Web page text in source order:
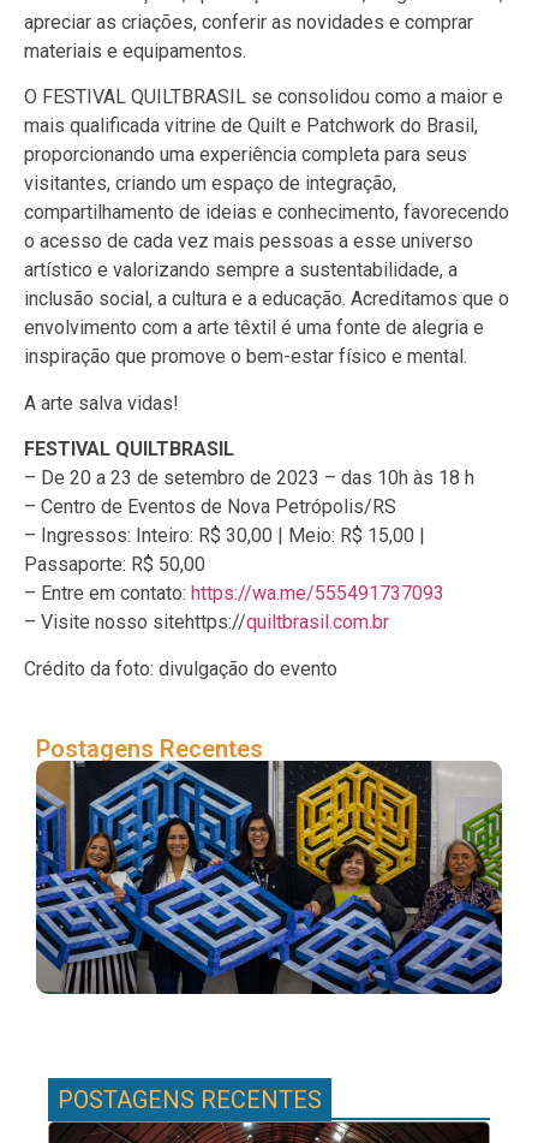
apreciar as criações, conferir as novidades e comprar
materiais e equipamentos.
O FESTIVAL QUILTBRASIL se consolidou como a maior e
mais qualificada vitrine de Quilt e Patchwork do Brasil,
proporcionando uma experiência completa para seus
visitantes, criando um espaço de integração,
compartilhamento de ideias e conhecimento, favorecendo
o acesso de cada vez mais pessoas a esse universo
artístico e valorizando sempre a sustentabilidade, a
inclusão social, a cultura e a educação. Acreditamos que o
envolvimento com a arte têxtil é uma fonte de alegria e
inspiração que promove o bem-estar físico e mental.
A arte salva vidas!
FESTIVAL QUILTBRASIL
– De 20 a 23 de setembro de 2023 – das 10h às 18 h
– Centro de Eventos de Nova Petrópolis/RS
– Ingressos: Inteiro: R$ 30,00 | Meio: R$ 15,00 |
Passaporte: R$ 50,00
– Entre em contato: https://wa.me/555491737093
– Visite nosso sitehttps://quiltbrasil.com.br
Crédito da foto: divulgação do evento
Postagens Recentes
POSTAGENS RECENTES